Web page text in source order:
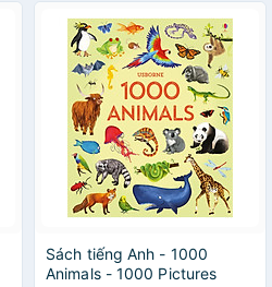
Sách tiếng Anh - 1000
Animals - 1000 Pictures